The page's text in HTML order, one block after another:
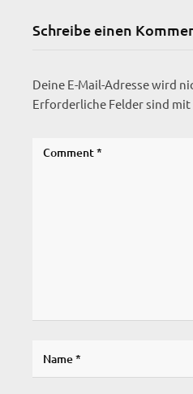
Schreibe einen
Deine E-Mail-Adresse wird
Erforderliche Felder sind mit